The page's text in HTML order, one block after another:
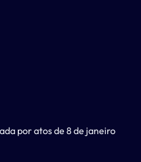
por atos de 8 de janeiro